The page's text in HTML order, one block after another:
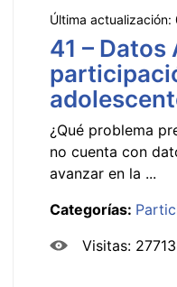
Última actualización:
41 –
¿Qué problema
no cuenta con
avanzar en la ...
Categorías:
Visitas: 27713